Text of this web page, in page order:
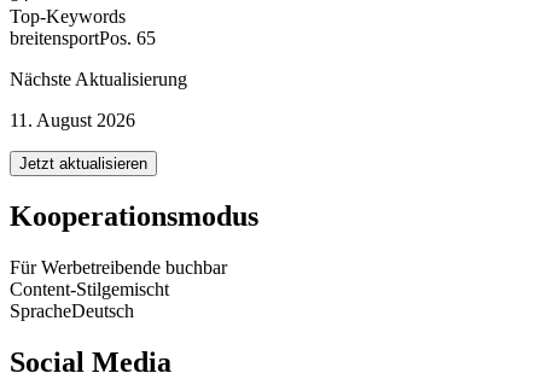
Top-Keywords
breitensportPos. 65
Nächste Aktualisierung
11. August 2026
Jetzt aktualisieren
Kooperationsmodus
Für Werbetreibende buchbar
Content-Stilgemischt
SpracheDeutsch
Social Media